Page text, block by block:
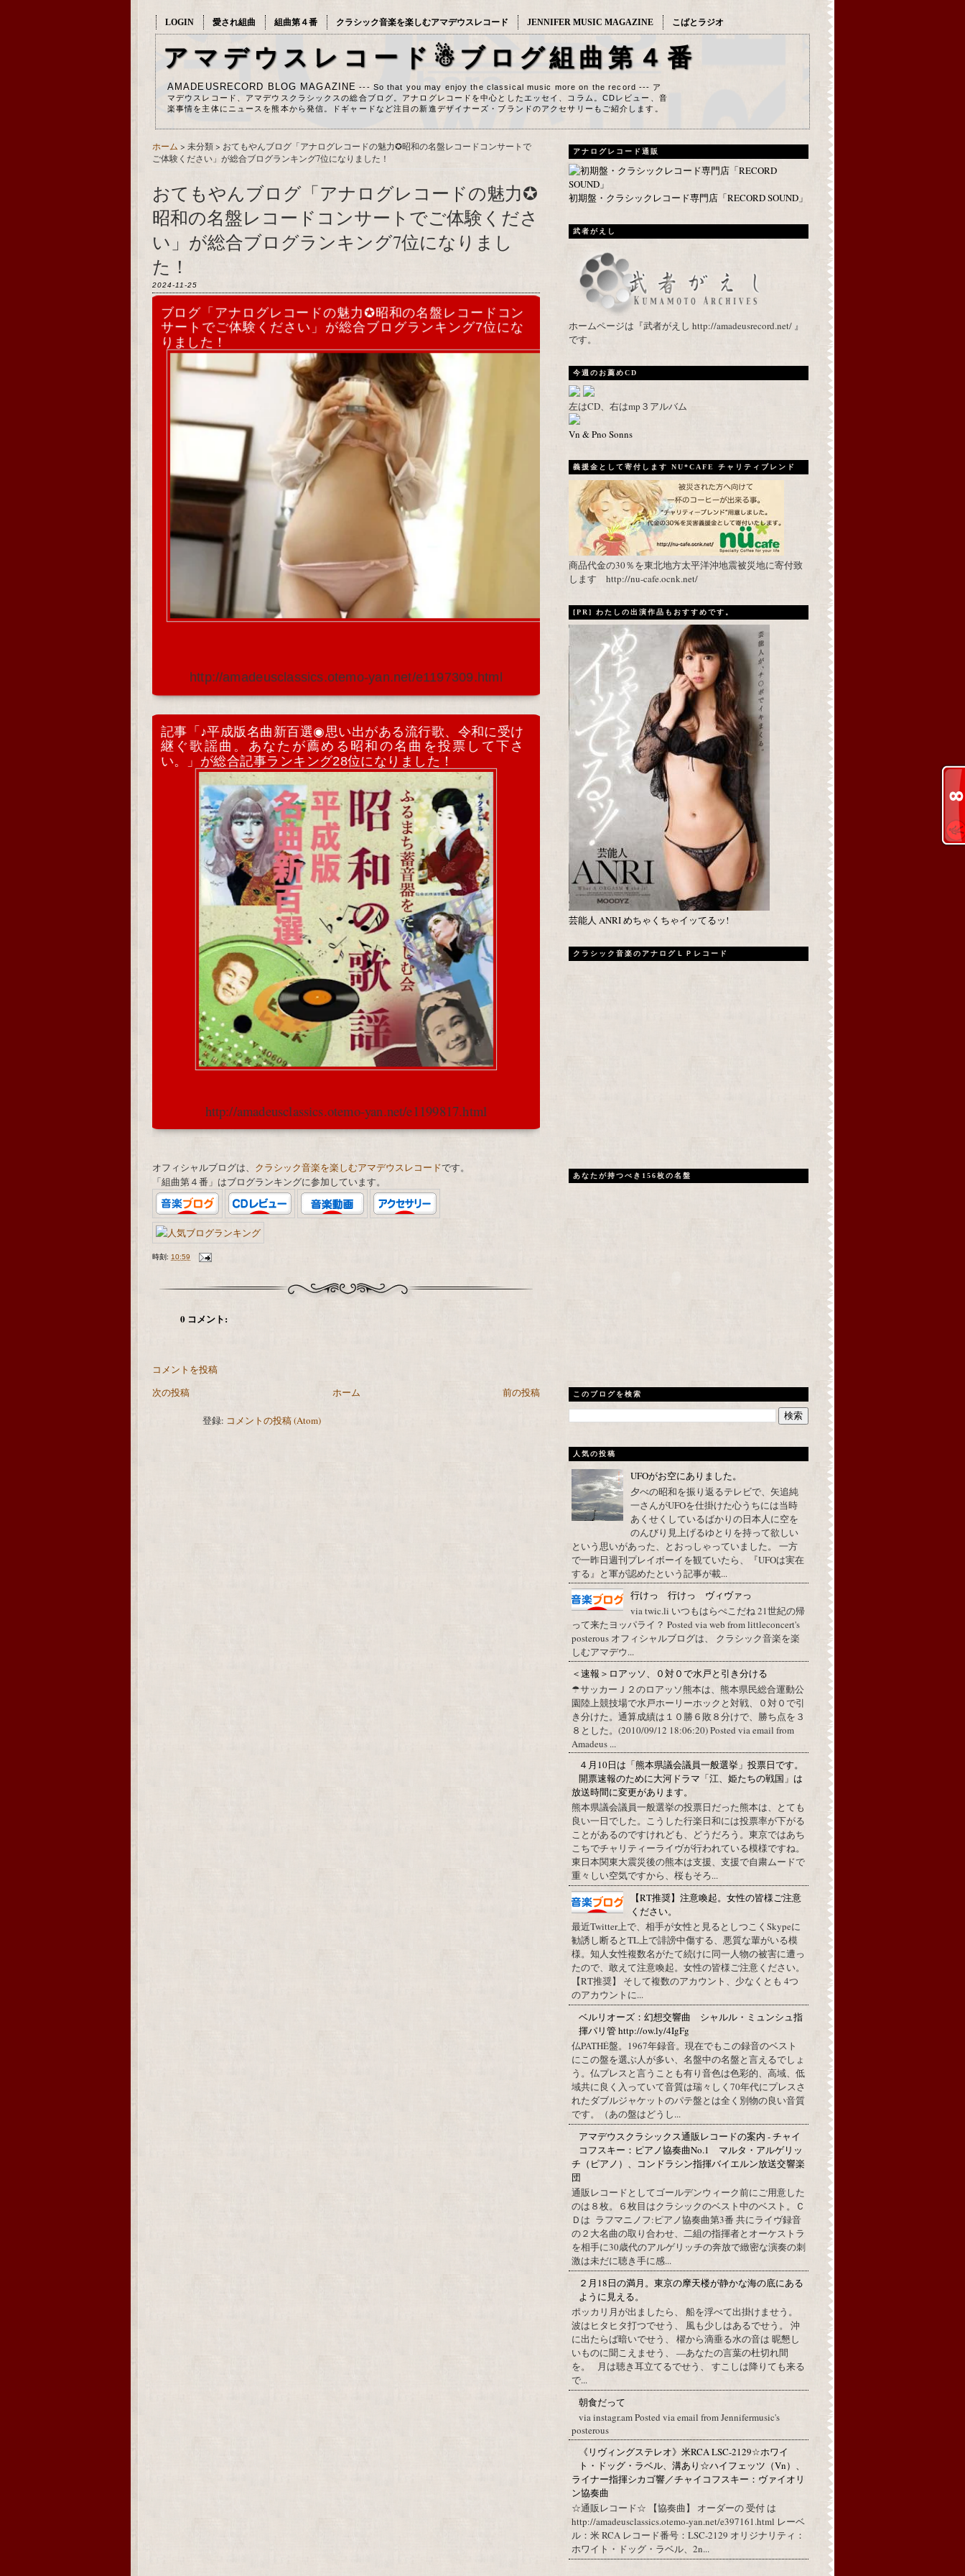
LOGIN 愛され組曲 組曲第４番 クラシック音楽を楽しむアマデウスレコード JENNIFER MUSIC MAGAZINE こばとラジオ
アマデウスレコード☃ブログ組曲第４番
AMADEUSRECORD BLOG MAGAZINE --- So that you may enjoy the classical music more on the record --- ア
マデウスレコード、アマデウスクラシックスの総合ブログ。アナログレコードを中心としたエッセイ、コラム。CDレビュー、音
楽事情を主体にニュースを熊本から発信。ドギャードなど注目の新進デザイナーズ・ブランドのアクセサリーもご紹介します。
ホーム > 未分類 > おてもやんブログ「アナログレコードの魅力✪昭和の名盤レコードコンサートで
ご体験ください」が総合ブログランキング7位になりました！
おてもやんブログ「アナログレコードの魅力✪
昭和の名盤レコードコンサートでご体験くださ
い」が総合ブログランキング7位になりまし
た！
2024-11-25
ブログ「アナログレコードの魅力✪昭和の名盤レコードコン
サートでご体験ください」が総合ブログランキング7位にな
りました！
http://amadeusclassics.otemo-yan.net/e1197309.html
記事「♪平成版名曲新百選◉思い出がある流行歌、令和に受け
継ぐ歌謡曲。あなたが薦める昭和の名曲を投票して下さ
い。」が総合記事ランキング28位になりました！
http://amadeusclassics.otemo-yan.net/e1199817.html
オフィシャルブログは、 クラシック音楽を楽しむアマデウスレコードです。
「組曲第４番」はブログランキングに参加しています。
時刻: 10:59
0 コメント:
コメントを投稿
次の投稿
前の投稿
ホーム
登録: コメントの投稿 (Atom)
アナログレコード通販
初期盤・クラシックレコード専門店「RECORD SOUND」
武者がえし
ホームページは『武者がえし http://amadeusrecord.net/ 』
です。
今週のお薦めCD
左はCD、右はmp３アルバム
Vn & Pno Sonns
義援金として寄付します NU*CAFE チャリティブレンド
商品代金の30％を東北地方太平洋沖地震被災地に寄付致
します http://nu-cafe.ocnk.net/
[PR] わたしの出演作品もおすすめです。
芸能人 ANRI めちゃくちゃイッてるッ!
クラシック音楽のアナログＬＰレコード
あなたが持つべき156枚の名盤
このブログを検索
人気の投稿
UFOがお空にありました。
夕べの昭和を振り返るテレビで、矢追純
一さんがUFOを仕掛けた心うちには当時
あくせくしているばかりの日本人に空を
のんびり見上げるゆとりを持って欲しい
という思いがあった、とおっしゃっていました。 一方
で一昨日週刊プレイボーイを観ていたら、『UFOは実在
する』と軍が認めたという記事が載...
行けっ 行けっ ヴィヴァっ
via twic.li いつもはらぺこだね 21世紀の帰
って来たヨッパライ？ Posted via web from littleconcert's
posterous オフィシャルブログは、 クラシック音楽を楽
しむアマデウ...
＜速報＞ロアッソ、０対０で水戸と引き分ける
☂サッカーＪ２のロアッソ熊本は、熊本県民総合運動公
園陸上競技場で水戸ホーリーホックと対戦、０対０で引
き分けた。通算成績は１０勝６敗８分けで、勝ち点を３
８とした。(2010/09/12 18:06:20) Posted via email from
Amadeus ...
４月10日は「熊本県議会議員一般選挙」投票日です。
開票速報のために大河ドラマ「江、姫たちの戦国」は
放送時間に変更があります。
熊本県議会議員一般選挙の投票日だった熊本は、とても
良い一日でした。こうした行楽日和には投票率が下がる
ことがあるのですけれども、どうだろう。東京ではあち
こちでチャリティーライヴが行われている模様ですね。
東日本関東大震災後の熊本は支援、支援で自粛ムードで
重々しい空気ですから、桜もそろ...
【RT推奨】注意喚起。女性の皆様ご注意
ください。
最近Twitter上で、相手が女性と見るとしつこくSkypeに
勧誘し断るとTL上で誹謗中傷する、悪質な輩がいる模
様。知人女性複数名がたて続けに同一人物の被害に遭っ
たので、敢えて注意喚起。女性の皆様ご注意ください。
【RT推奨】 そして複数のアカウント、少なくとも 4つ
のアカウントに...
ベルリオーズ：幻想交響曲 シャルル・ミュンシュ指
揮パリ管 http://ow.ly/4IgFg
仏PATHÉ盤。1967年録音。現在でもこの録音のベスト
にこの盤を選ぶ人が多い、名盤中の名盤と言えるでしょ
う。仏プレスと言うことも有り音色は色彩的、高域、低
域共に良く入っていて音質は瑞々しく70年代にプレスさ
れたダブルジャケットのパテ盤とは全く別物の良い音質
です。（あの盤はどうし...
アマデウスクラシックス通販レコードの案内 - チャイ
コフスキー：ピアノ協奏曲No.1 マルタ・アルゲリッ
チ（ピアノ）、コンドラシン指揮バイエルン放送交響楽
団
通販レコードとしてゴールデンウィーク前にご用意した
のは８枚。６枚目はクラシックのベスト中のベスト。Ｃ
Ｄは ラフマニノフ:ピアノ協奏曲第3番 共にライヴ録音
の２大名曲の取り合わせ、二組の指揮者とオーケストラ
を相手に30歳代のアルゲリッチの奔放で緻密な演奏の刺
激は未だに聴き手に感...
２月18日の満月。東京の摩天楼が静かな海の底にある
ように見える。
ポッカリ月が出ましたら、 船を浮べて出掛けませう。
波はヒタヒタ打つでせう、 風も少しはあるでせう。 沖
に出たらば暗いでせう、 櫂から滴垂る水の音は 昵懇し
いものに聞こえませう、 —あなたの言葉の杜切れ間
を。 月は聴き耳立てるでせう、 すこしは降りても来る
で...
朝食だって
via instagr.am Posted via email from Jennifermusic's
posterous
《リヴィングステレオ》米RCA LSC-2129☆ホワイ
ト・ドッグ・ラベル、溝あり☆ハイフェッツ（Vn）、
ライナー指揮シカゴ響／チャイコフスキー：ヴァイオリ
ン協奏曲
☆通販レコード☆ 【協奏曲】 オーダーの 受付 は
http://amadeusclassics.otemo-yan.net/e397161.html レーベ
ル：米 RCA レコード番号：LSC-2129 オリジナリティ：
ホワイト・ドッグ・ラベル、2n...